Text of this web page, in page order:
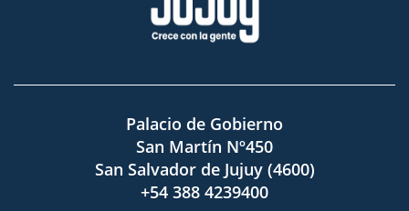
Palacio de Gobierno
San Martín Nº450
San Salvador de Jujuy (4600)
+54 388 4239400